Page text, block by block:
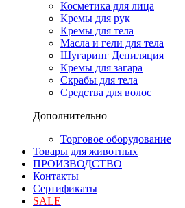
Косметика для лица
Кремы для рук
Кремы для тела
Масла и гели для тела
Шугаринг Депиляция
Кремы для загара
Скрабы для тела
Средства для волос
Дополнительно
Торговое оборудование
Товары для животных
ПРОИЗВОДСТВО
Контакты
Сертификаты
SALE